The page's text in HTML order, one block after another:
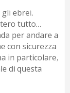
gli ebrei.
tutto…
per andare a
con sicurezza
in particolare,
di questa